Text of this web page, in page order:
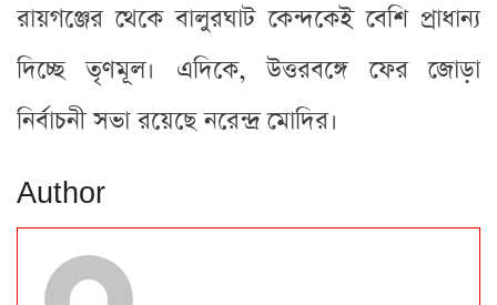
রায়গঞ্জের থেকে বালুরঘাট কেন্দকেই বেশি প্রাধান্য
দিচ্ছে তৃণমূল। এদিকে, উত্তরবঙ্গে ফের জোড়া
নির্বাচনী সভা রয়েছে নরেন্দ্র মোদির।
Author